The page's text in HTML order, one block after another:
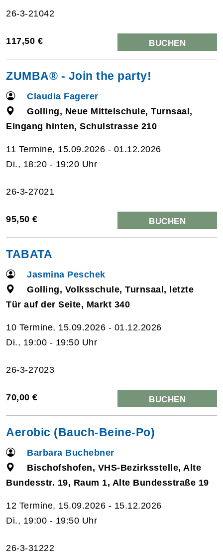
26-3-21042
117,50 € BUCHEN
ZUMBA® - Join the party!
Claudia Fagerer
Golling, Neue Mittelschule, Turnsaal,
Eingang hinten, Schulstrasse 210
11 Termine, 15.09.2026 - 01.12.2026
Di., 18:20 - 19:20 Uhr
26-3-27021
95,50 € BUCHEN
TABATA
Jasmina Peschek
Golling, Volksschule, Turnsaal, letzte
Tür auf der Seite, Markt 340
10 Termine, 15.09.2026 - 01.12.2026
Di., 19:00 - 19:50 Uhr
26-3-27023
70,00 € BUCHEN
Aerobic (Bauch-Beine-Po)
Barbara Buchebner
Bischofshofen, VHS-Bezirksstelle, Alte
Bundesstr. 19, Raum 1, Alte Bundesstraße 19
12 Termine, 15.09.2026 - 15.12.2026
Di., 19:00 - 19:50 Uhr
26-3-31222